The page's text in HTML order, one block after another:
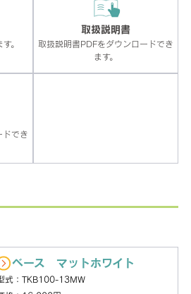
。
取扱説明書
取扱説明書PDFをダウンロードでき
ます。
ドでき
ベース マットホワイト
式：TKB100-13MW